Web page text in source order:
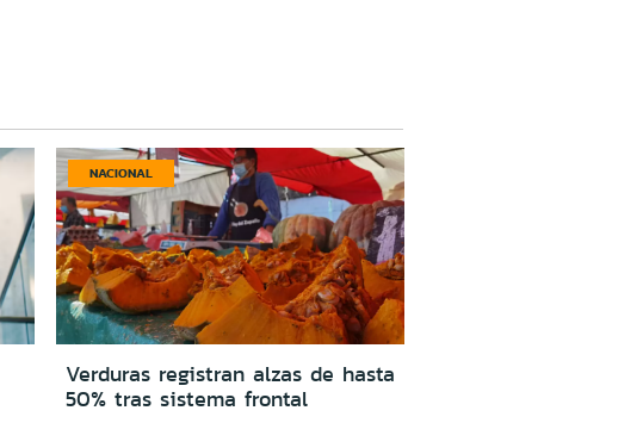
NACIONAL
Verduras registran alzas de hasta
50% tras sistema frontal